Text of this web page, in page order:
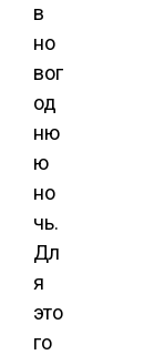
в
но
вог
од
ню
ю
но
чь.
Дл
я
это
го